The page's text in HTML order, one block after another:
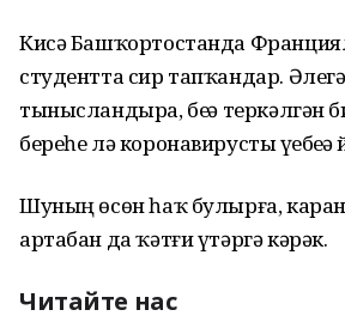
Кисә Башҡортостанда
студентта сир тапҡандар.
тынысландыра, беҙҙә теркәлгән
береһе лә коронавирусты
Шуның өсөн һаҡ булырға,
артабан да ҡәтғи үтәргә кәрәк.
Читайте нас